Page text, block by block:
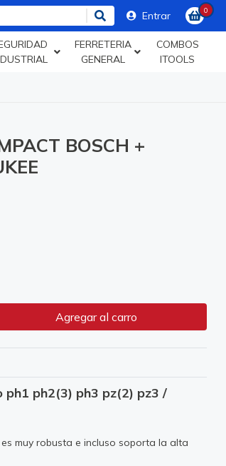
Entrar 0
FERRETERIA
GENERAL
COMBOS
ITOOLS
BOSCH +
Agregaral carro
ph2(3) ph3 pz(2) pz3 /
muy robusta e incluso soporta la alta